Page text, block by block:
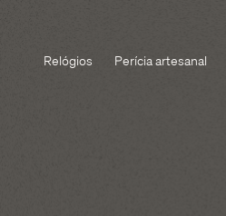
Relógios Perícia artesanal